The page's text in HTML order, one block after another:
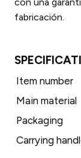
fabricación.
Item number
Main material
Packaging
Carrying